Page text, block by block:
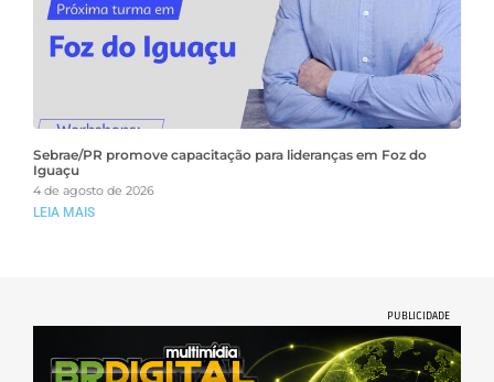
Sebrae/PR promove capacitação para lideranças em Foz do
Iguaçu
4 de agosto de 2026
LEIA MAIS
PUBLICIDADE